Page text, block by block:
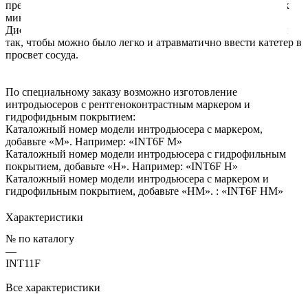
предотвращает потерю крови во время операции и сводит к
минимуму возможность проявления эмболии.
Дистальные части интродьюсера и дилататора изготовлены
так, чтобы можно было легко и атравматично ввести катетер в
просвет сосуда.
По специальному заказу возможно изготовление
интродьюсеров с рентгеноконтрастным маркером и
гидрофидьным покрытием:
Каталожный номер модели интродьюсера с маркером,
добавьте «М». Например: «INT6F M»
Каталожный номер модели интродьюсера с гидрофильным
покрытием, добавьте «Н». Например: «INT6F H»
Каталожный номер модели интродьюсера с маркером и
гидрофильным покрытием, добавьте «НМ». : «INT6F HM»
Характеристики
№ по каталогу
—
INT11F
Все характеристики